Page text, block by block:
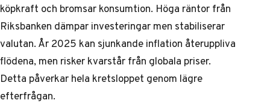
köpkraft och bromsar konsumtion. Höga räntor från
Riksbanken dämpar investeringar men stabiliserar
valutan. År 2025 kan sjunkande inflation återuppliva
flödena, men risker kvarstår från globala priser.
Detta påverkar hela kretsloppet genom lägre
efterfrågan.